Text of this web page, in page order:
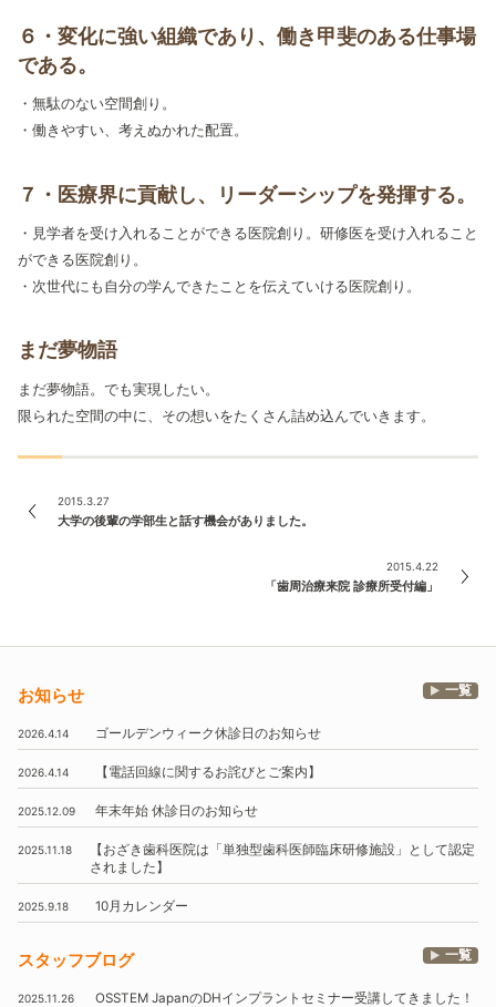
６・変化に強い組織であり、働き甲斐のある仕事場
である。
・無駄のない空間創り。
・働きやすい、考えぬかれた配置。
７・医療界に貢献し、リーダーシップを発揮する。
・見学者を受け入れることができる医院創り。研修医を受け入れること
ができる医院創り。
・次世代にも自分の学んできたことを伝えていける医院創り。
まだ夢物語
まだ夢物語。でも実現したい。
限られた空間の中に、その想いをたくさん詰め込んでいきます。
2015.3.27
大学の後輩の学部生と話す機会がありました。
2015.4.22
「歯周治療来院 診療所受付編」
お知らせ 一覧
2026.4.14 ゴールデンウィーク休診日のお知らせ
2026.4.14 【電話回線に関するお詫びとご案内】
2025.12.09 年末年始 休診日のお知らせ
2025.11.18 【おざき歯科医院は 「単独型歯科医師臨床研修施設」
として認定
されました】
2025.9.18 10月 カレンダー
スタッフブログ 一覧
2025.11.26 OSSTEM JapanのDHインプラントセミナー受講してきました！